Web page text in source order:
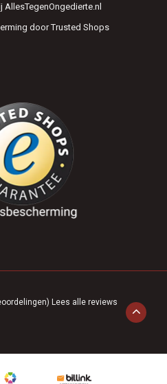
AllesTegenOngedierte.nl
door Trusted Shops
Lees alle reviews